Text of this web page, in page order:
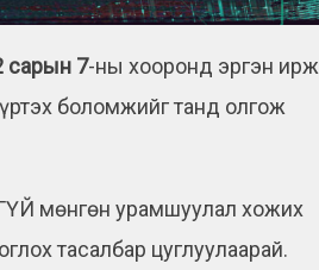
сарын 7-ны хооронд эргэн ирж
боломжийг танд олгож
мөнгөн урамшуулал хожих
тасалбар цуглуулаарай.